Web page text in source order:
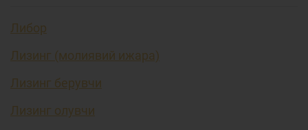
Либор
Лизинг (молиявий ижара)
Лизинг берувчи
Лизинг олувчи